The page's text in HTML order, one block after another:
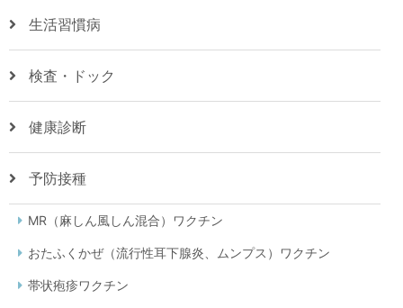
生活習慣病
検査・ドック
健康診断
予防接種
MR（麻しん風しん混合）ワクチン
おたふくかぜ（流行性耳下腺炎、ムンプス）ワクチン
帯状疱疹ワクチン